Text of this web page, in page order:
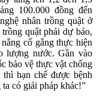
100.000 đồng đến
nhân trồng quật ở
quật phải dự báo,
cố gắng thực hiện
lượng nước. Gần vào
bảo vệ thực vật chống
hạn chế được bệnh
có giải pháp khác!”